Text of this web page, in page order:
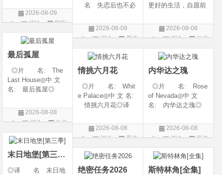
陆◎类 别 传记
/ 历史 / 古装◎语
上映日期 2026-07-
20(中国大陆)◎
2026-08-09
评论
国剧
名 失恋后也不必
rself◎年 代 20
26◎产 地 中国
剧 / 爱情◎语
言 汉语普通话◎上
映
2026-08-09
评论
爱情
片
更好的生活，自愿前
核，最终被墨大夫收
入门下。 墨大夫一
养、传授医术，让韩
立对他非常感激，但
随着一同入
2026-08-08
评论
动画
片
最后孤屋
◎片 名: The
Last House◎中 文
名: 最后孤屋◎
Eleven Eight One S
even◎年 代: 2
国 / 法国 / 美国◎
类 别: 动作 /
2026-08-08
评论
动作
片
情挑六月花
◎片 名: Whit
e Palace◎中 文 名:
情挑六月花◎译
道之恋 / 白色宫殿◎
年 代: 1990◎
类 别: 剧情 / 爱
情◎语
2026-08-08
评论
爱情
片
内华达之瑰
◎片 名: Rose
of Nevada◎中 文
名: 内华达之瑰◎
玫瑰 / 英伦转生号
(港) / 谜航(台)◎年
地: 英国◎类
别: 剧情 / 恐
2026-08-08
评论
恐怖
片
末日地堡[第三季]
◎译 名 末日地
绝密任务2026 斯特林角[全集]